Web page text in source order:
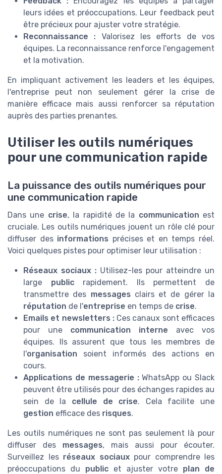
leurs idées et préoccupations. Leur feedback peut
être précieux pour ajuster votre stratégie.
Reconnaissance : Valorisez les efforts de vos
équipes. La reconnaissance renforce l'engagement
et la motivation.
En impliquant activement les leaders et les équipes,
l'entreprise peut non seulement gérer la crise de
manière efficace mais aussi renforcer sa réputation
auprès des parties prenantes.
Utiliser les outils numériques
pour une communication rapide
La puissance des outils numériques pour
une communication rapide
Dans une crise, la rapidité de la communication est
cruciale. Les outils numériques jouent un rôle clé pour
diffuser des informations précises et en temps réel.
Voici quelques pistes pour optimiser leur utilisation :
Réseaux sociaux : Utilisez-les pour atteindre un
large publicrapidement. Ils permettent de
transmettre des messages clairs et de gérer la
réputation de l'entreprise en temps de crise.
Emails et newsletters :Ces canaux sont efficaces
pour une communication interne avec vos
équipes. Ils assurent que tous les membres de
l'organisation soient informés des actions en
cours.
Applications de messagerie :WhatsApp ou Slack
peuvent être utilisés pour des échanges rapides au
sein de la cellule de crise. Cela facilite une
gestion efficace des risques.
Les outils numériques ne sont pas seulement là pour
diffuser des messages, mais aussi pour écouter.
Surveillez les réseaux sociauxpour comprendre les
préoccupations du public et ajuster votre plan de